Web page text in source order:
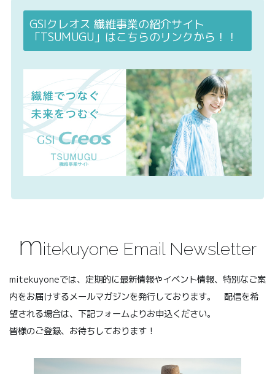
GSIクレオス 繊維事業の紹介サイト
「TSUMUGU」はこちらのリンクから！！
mitekuyone Email Newsletter
mitekuyoneでは、定期的に最新情報やイベント情報、特別なご案
内をお届けするメールマガジンを発行しております。 配信を希
望される場合は、下記フォームよりお申込ください。
皆様のご登録、お待ちしております！